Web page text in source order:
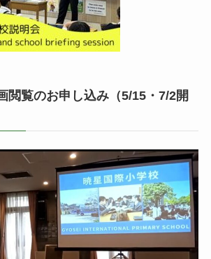
閲覧のお申し込み（5/15・7/2開